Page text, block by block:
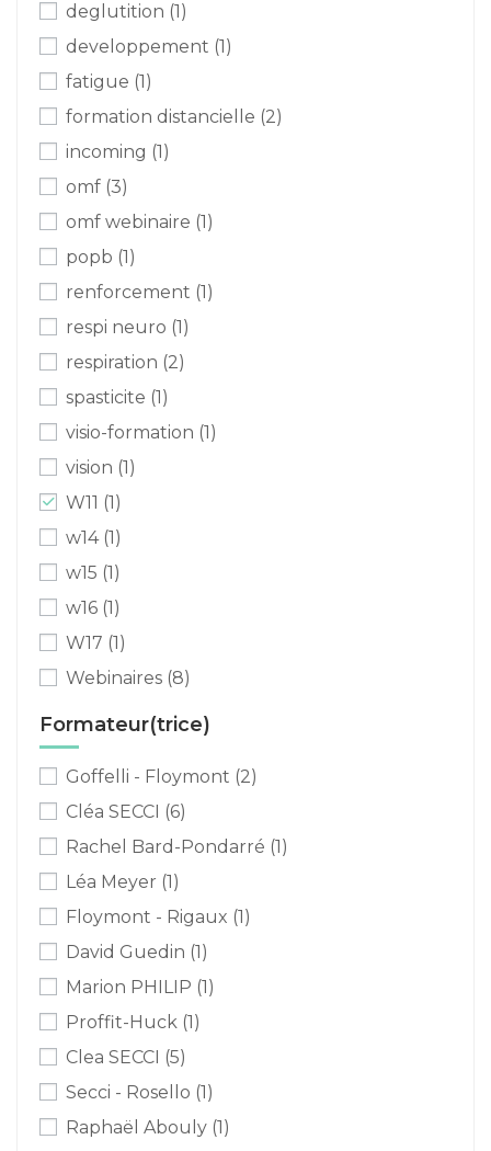
deglutition (1)
developpement (1)
fatigue (1)
formation distancielle (2)
incoming (1)
omf (3)
omf webinaire (1)
popb (1)
renforcement (1)
respi neuro (1)
respiration (2)
spasticite (1)
visio-formation (1)
vision (1)
W11 (1)
w14 (1)
w15 (1)
w16 (1)
W17 (1)
Webinaires (8)
Formateur(trice)
Goffelli - Floymont (2)
Cléa SECCI (6)
Rachel Bard-Pondarré (1)
Léa Meyer (1)
Floymont - Rigaux (1)
David Guedin (1)
Marion PHILIP (1)
Proffit-Huck (1)
Clea SECCI (5)
Secci - Rosello (1)
Raphaël Abouly (1)